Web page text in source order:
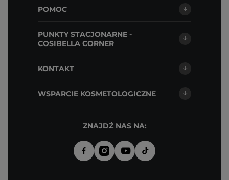
POMOC
PUNKTY STACJONARNE -
COSIBELLA CORNER
KONTAKT
WSPARCIE KOSMETOLOGICZNE
ZNAJDŹ NAS NA: